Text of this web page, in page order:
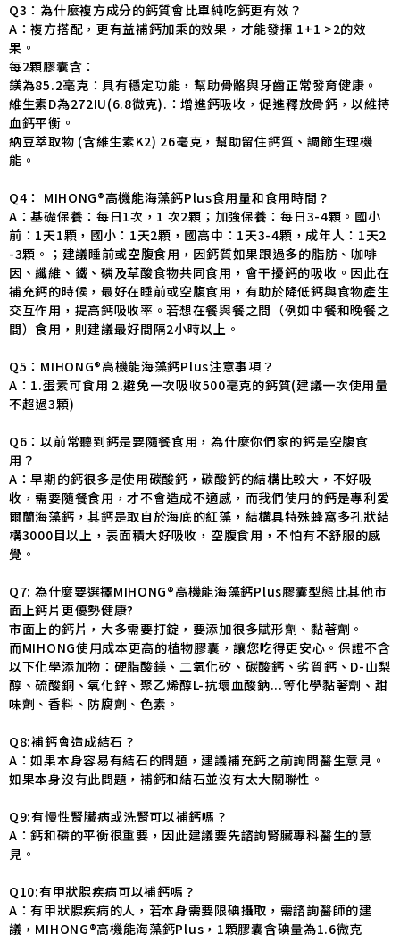
Q3：為什麼複方成分的鈣質會比單純吃鈣更有效？
A：複方搭配，更有益補鈣加乘的效果，才能發揮 1+1 >2的效
果。
每2顆膠囊含：
鎂為85.2毫克：具有穩定功能，幫助骨骼與牙齒正常發育健康。
維生素D為272IU(6.8微克).：增進鈣吸收，促進釋放骨鈣，以維持
血鈣平衡。
納豆萃取物 (含維生素K2) 26毫克，幫助留住鈣質、調節生理機
能。
Q4： MIHONG®高機能海藻鈣Plus食用量和食用時間？
A：基礎保養：每日1次，1 次2顆；加強保養：每日3-4顆。國小
前：1天1顆，國小：1天2顆，國高中：1天3-4顆，成年人：1天2
-3顆。；建議睡前或空腹食用，因鈣質如果跟過多的脂肪、咖啡
因、纖維、鐵、磷及草酸食物共同食用，會干擾鈣的吸收。因此在
補充鈣的時候，最好在睡前或空腹食用，有助於降低鈣與食物產生
交互作用，提高鈣吸收率。若想在餐與餐之間（例如中餐和晚餐之
間）食用，則建議最好間隔2小時以上。
Q5：MIHONG®高機能海藻鈣Plus注意事項？
A：1.蛋素可食用 2.避免一次吸收500毫克的鈣質(建議一次使用量
不超過3顆)
Q6：以前常聽到鈣是要隨餐食用，為什麼你們家的鈣是空腹食
用？
A：早期的鈣很多是使用碳酸鈣，碳酸鈣的結構比較大，不好吸
收，需要隨餐食用，才不會造成不適感，而我們使用的鈣是專利愛
爾蘭海藻鈣，其鈣是取自於海底的紅藻，結構具特殊蜂窩多孔狀結
構3000目以上，表面積大好吸收，空腹食用，不怕有不舒服的感
覺。
Q7: 為什麼要選擇MIHONG®高機能海藻鈣Plus膠囊型態比其他市
面上鈣片更優勢健康?
市面上的鈣片，大多需要打錠，要添加很多賦形劑、黏著劑。
而MIHONG使用成本更高的植物膠囊，讓您吃得更安心。保證不含
以下化學添加物：硬脂酸鎂、二氧化矽、碳酸鈣、劣質鈣、D-山梨
醇、硫酸銅、氧化鋅、聚乙烯醇L-抗壞血酸鈉...等化學黏著劑、甜
味劑、香料、防腐劑、色素。
Q8:補鈣會造成結石？
A：如果本身容易有結石的問題，建議補充鈣之前詢問醫生意見。
如果本身沒有此問題，補鈣和結石並沒有太大關聯性。
Q9:有慢性腎臟病或洗腎可以補鈣嗎？
A：鈣和磷的平衡很重要，因此建議要先諮詢腎臟專科醫生的意
見。
Q10:有甲狀腺疾病可以補鈣嗎？
A：有甲狀腺疾病的人，若本身需要限碘攝取，需諮詢醫師的建
議，MIHONG®高機能海藻鈣Plus，1顆膠囊含碘量為1.6微克